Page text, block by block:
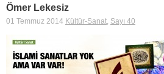
Ömer Lekesiz
01 Temmuz 2014 Kültür-Sanat, Sayı 40